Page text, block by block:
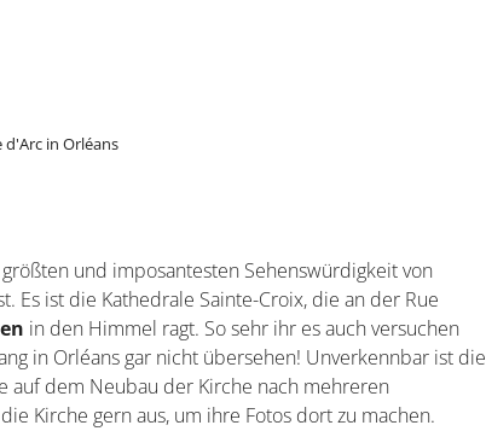
d'Arc in Orléans
und imposantesten Sehenswürdigkeit von
Es ist die Kathedrale Sainte-Croix, die an der Rue
in den Himmel ragt. So sehr ihr es auch versuchen
in Orléans gar nicht übersehen! Unverkennbar ist die
auf dem Neubau der Kirche nach mehreren
Kirche gern aus, um ihre Fotos dort zu machen.